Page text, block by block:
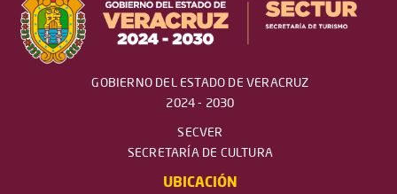
GOBIERNO DEL ESTADO DE VERACRUZ
2024 - 2030
SECVER
SECRETARÍA DE CULTURA
UBICACIÓN